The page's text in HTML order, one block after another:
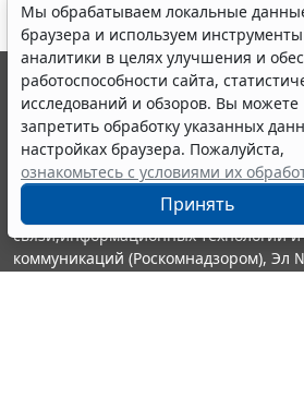
Мы обрабатываем локальные
браузера и используем инструменты
аналитики в целях улучшения и
работоспособности сайта,
исследований и обзоров. Вы можете
запретить обработку указанных
настройках браузера. Пожалуйста,
ознакомьтесь с условиями их
Принять
© ООО "НПП "ГАРАНТ-СЕРВИС", 2026.
выпускается с 1990 года. Компания
являются участниками Российской
информации ГАРАНТ.
Портал ГАРАНТ.РУ зарегистрирован в
издания Федеральной службой по
связи,информационных технологий
коммуникаций (Роскомнадзором), Эл